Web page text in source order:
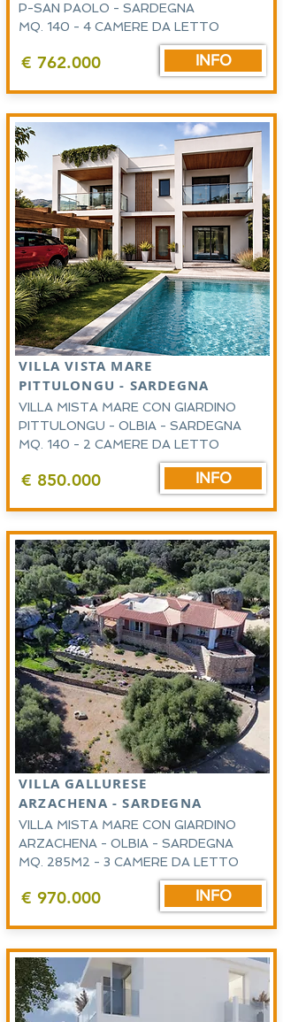
P-SAN PAOLO - SARDEGNA
MQ. 140 - 4 CAMERE DA LETTO
€ 762.000 INFO
VILLA VISTA MARE
PITTULONGU - SARDEGNA
VILLA MISTA MARE CON GIARDINO
PITTULONGU - OLBIA - SARDEGNA
MQ. 140 - 2 CAMERE DA LETTO
€ 850.000 INFO
VILLA GALLURESE
ARZACHENA - SARDEGNA
VILLA MISTA MARE CON GIARDINO
ARZACHENA - OLBIA - SARDEGNA
MQ. 285M2 - 3 CAMERE DA LETTO
€ 970.000 INFO